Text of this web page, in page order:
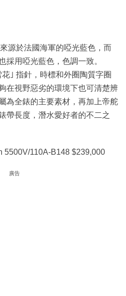
源於法國海軍的啞光藍色，而
採用啞光藍色，色調一致。
｣ 指針，時標和外圈陶質字圈
在視野惡劣的環境下也可清楚辨
為全錶的主要素材，再加上帝舵
帶長度，潛水愛好者的不二之
5500V/110A-B148 $239,000
廣告